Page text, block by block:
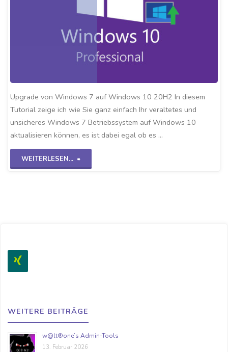
Upgrade von Windows 7 auf Windows 10 20H2 In diesem
Tutorial zeige ich wie Sie ganz einfach Ihr veraltetes und
unsicheres Windows 7 Betriebssystem auf Windows 10
aktualisieren können, es ist dabei egal ob es …
WEITERLESEN...
"Win7
WEITERE BEITRÄGE
w@lt®one’s Admin-Tools
13. Februar 2026